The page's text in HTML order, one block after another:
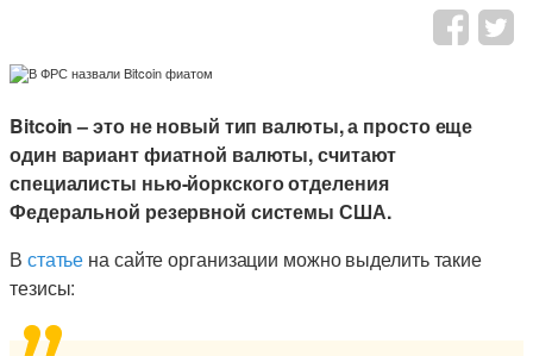
Bitcoin – это не новый тип валюты, а просто еще
один вариант фиатной валюты, считают
специалисты нью-йоркского отделения
Федеральной резервной системы США.
В статье на сайте организации можно выделить такие
тезисы: